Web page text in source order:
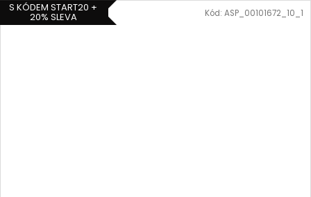
S KÓDEM START20 +
20% SLEVA Kód: ASP_00101672_10_1